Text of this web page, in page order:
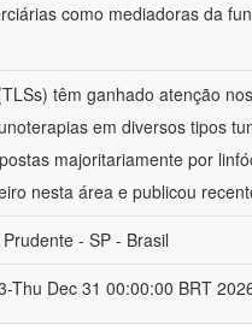
como mediadoras da
têm ganhado atenção
em diversos tipos
majoritariamente por
nesta área e publicou
- SP - Brasil
Thu Dec 31 00:00:00 BRT